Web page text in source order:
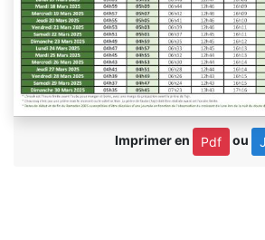
Imprimer en Pdf ou